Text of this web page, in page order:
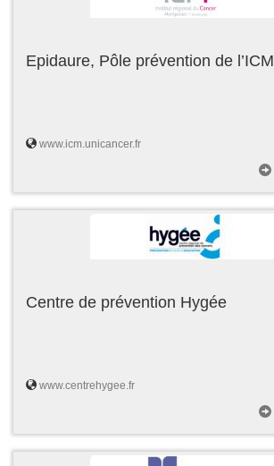
Epidaure, Pôle prévention de l’ICM
www.icm.unicancer.fr
Centre de prévention Hygée
www.centrehygee.fr